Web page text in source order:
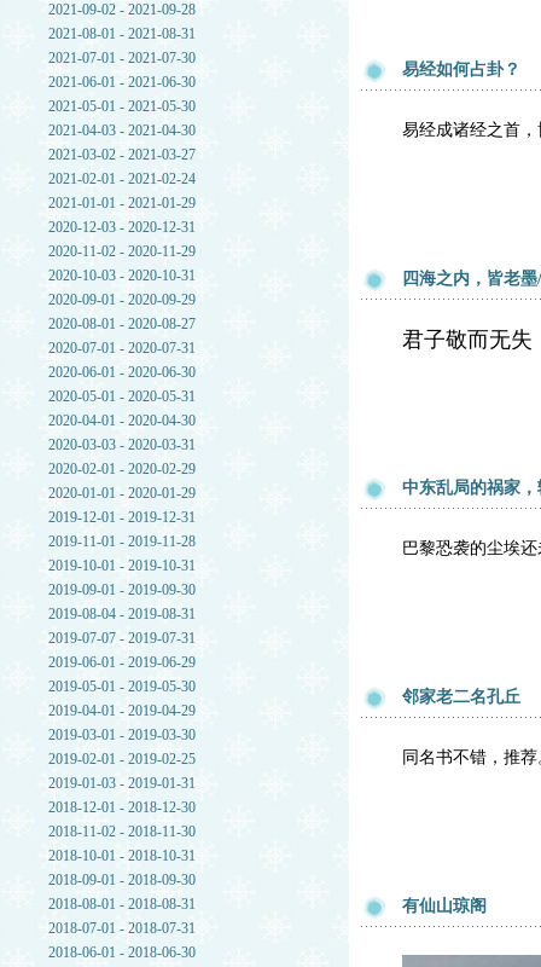
2021-09-02 - 2021-09-28
2021-08-01 - 2021-08-31
2021-07-01 - 2021-07-30
2021-06-01 - 2021-06-30
2021-05-01 - 2021-05-30
2021-04-03 - 2021-04-30
2021-03-02 - 2021-03-27
2021-02-01 - 2021-02-24
2021-01-01 - 2021-01-29
2020-12-03 - 2020-12-31
2020-11-02 - 2020-11-29
2020-10-03 - 2020-10-31
2020-09-01 - 2020-09-29
2020-08-01 - 2020-08-27
2020-07-01 - 2020-07-31
2020-06-01 - 2020-06-30
2020-05-01 - 2020-05-31
2020-04-01 - 2020-04-30
2020-03-03 - 2020-03-31
2020-02-01 - 2020-02-29
2020-01-01 - 2020-01-29
2019-12-01 - 2019-12-31
2019-11-01 - 2019-11-28
2019-10-01 - 2019-10-31
2019-09-01 - 2019-09-30
2019-08-04 - 2019-08-31
2019-07-07 - 2019-07-31
2019-06-01 - 2019-06-29
2019-05-01 - 2019-05-30
2019-04-01 - 2019-04-29
2019-03-01 - 2019-03-30
2019-02-01 - 2019-02-25
2019-01-03 - 2019-01-31
2018-12-01 - 2018-12-30
2018-11-02 - 2018-11-30
2018-10-01 - 2018-10-31
2018-09-01 - 2018-09-30
2018-08-01 - 2018-08-31
2018-07-01 - 2018-07-31
2018-06-01 - 2018-06-30
易经如何占卦？
易经成诸经之首
四海之内，皆老
君子敬而无失
中东乱局的祸家
巴黎恐袭的尘埃
邻家老二名孔丘
同名书不错，推
有仙山琼阁